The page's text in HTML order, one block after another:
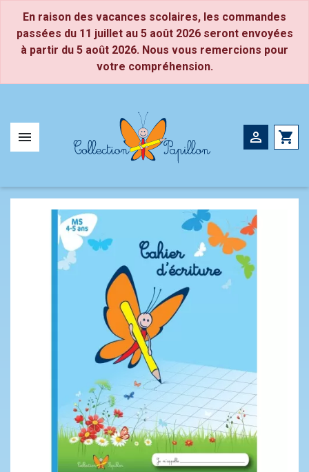
En raison des vacances scolaires, les commandes
passées du 11 juillet au 5 août 2026 seront envoyées
à partir du 5 août 2026. Nous vous remercions pour
votre compréhension.
  shopping_cart
Petite Section
Moyenne Section
Grande Section
CP
CE1
CE2